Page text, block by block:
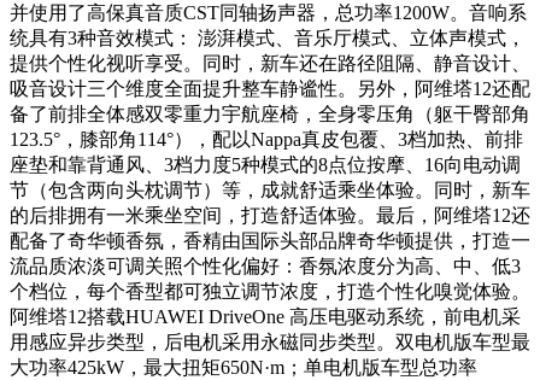
并使用了高保真音质CST同轴扬声器，总功率1200W。音响系
统具有3种音效模式： 澎湃模式、音乐厅模式、立体声模式，
提供个性化视听享受。同时，新车还在路径阻隔、静音设计、
吸音设计三个维度全面提升整车静谧性。另外，阿维塔12还配
备了前排全体感双零重力宇航座椅，全身零压角（躯干臀部角
123.5°，膝部角114°），配以Nappa真皮包覆、3档加热、前排
座垫和靠背通风、3档力度5种模式的8点位按摩、16向电动调
节（包含两向头枕调节）等，成就舒适乘坐体验。同时，新车
的后排拥有一米乘坐空间，打造舒适体验。最后，阿维塔12还
配备了奇华顿香氛，香精由国际头部品牌奇华顿提供，打造一
流品质浓淡可调关照个性化偏好：香氛浓度分为高、中、低3
个档位，每个香型都可独立调节浓度，打造个性化嗅觉体验。
阿维塔12搭载HUAWEI DriveOne 高压电驱动系统，前电机采
用感应异步类型，后电机采用永磁同步类型。双电机版车型最
大功率425kW，最大扭矩650N·m；单电机版车型总功率